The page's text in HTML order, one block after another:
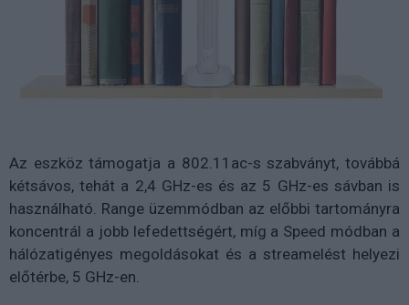
Az eszköz támogatja a 802.11ac-s szabványt, továbbá
kétsávos, tehát a 2,4 GHz-es és az 5 GHz-es sávban is
használható. Range üzemmódban az előbbi tartományra
koncentrál a jobb lefedettségért, míg a Speed módban a
hálózatigényes megoldásokat és a streamelést helyezi
előtérbe, 5 GHz-en.